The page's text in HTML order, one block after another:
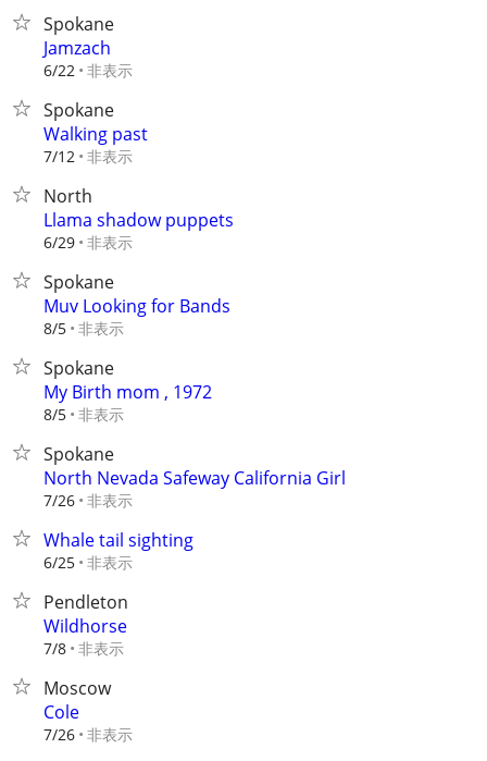
Spokane
Jamzach
6/22 非表示
Spokane
Walking past
7/12 非表示
North
Llama shadow puppets
6/29 非表示
Spokane
Muv Looking for Bands
8/5 非表示
Spokane
My Birth mom , 1972
8/5 非表示
Spokane
North Nevada Safeway California Girl
7/26 非表示
Whale tail sighting
6/25 非表示
Pendleton
Wildhorse
7/8 非表示
Moscow
Cole
7/26 非表示